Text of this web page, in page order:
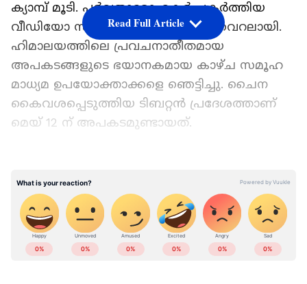
ക്യാമ്പ് മൂടി. പർവ്വതാരോഹകർ പകർത്തിയ
വീഡിയോ സമൂഹ മാധ്യമങ്ങളിൽ വൈറലായി.
ഹിമാലയത്തിലെ പ്രവചനാതീതമായ
അപകടങ്ങളുടെ ഭയാനകമായ കാഴ്ച സമൂഹ
മാധ്യമ ഉപയോക്താക്കളെ ഞെട്ടിച്ചു. ചൈന
കൈവശപ്പെടുത്തിയ ടിബറ്റൻ പ്രദേശത്താണ്
മെയ് 12 ന് അപകടമുണ്ടായത്.
പർവതത്തിന്‍റെ തെക്ക് ഭാഗത്തുള്ള ഒരു
പർവതാരോഹകരുടെ ക്യാമ്പിലാണ് ഹിമപാതം
ഉണ്ടായതെന്ന് റിപ്പോർട്ടുകൾ പറയുന്നു. ദൂരെ
Read Full Article